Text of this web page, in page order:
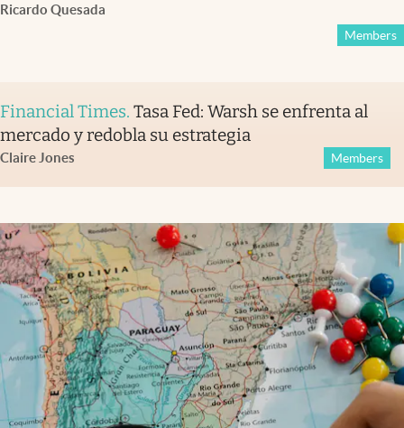
Ricardo Quesada
Members
Financial Times. Tasa Fed: Warsh se enfrenta al
mercado y redobla su estrategia
Claire Jones Members